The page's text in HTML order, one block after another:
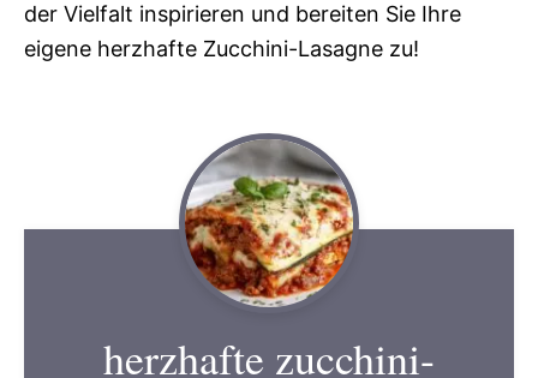
der Vielfalt inspirieren und bereiten Sie Ihre
eigene herzhafte Zucchini-Lasagne zu!
herzhafte zucchini-